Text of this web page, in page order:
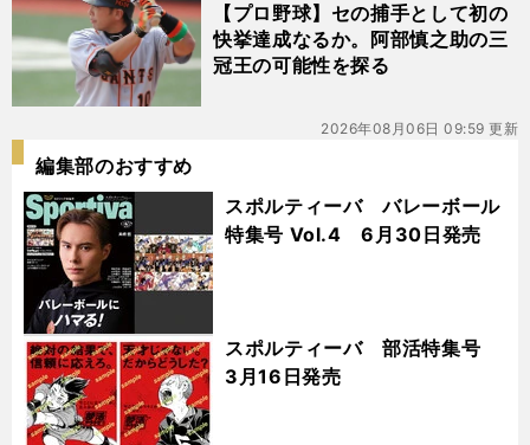
【プロ野球】セの捕手として初の
快挙達成なるか。阿部慎之助の三
冠王の可能性を探る
2026年08月06日 09:59 更新
編集部のおすすめ
スポルティーバ バレーボール
特集号 Vol.4 6月30日発売
スポルティーバ 部活特集号
3月16日発売